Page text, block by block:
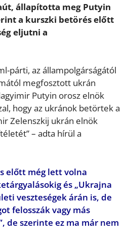
állapította meg Putyin
a kurszki betörés előtt
eljutni a
párti, az állampolgárságától
megfosztott ukrán
Putyin orosz elnök
hogy az ukránok betörtek a
Zelenszkij ukrán elnök
– adta hírül a
előtt még lett volna
és „Ukrajna
veszteségek árán is, de
felosszák vagy más
de szerinte ez ma már nem